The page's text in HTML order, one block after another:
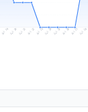
Jul 19 Jul 20 Jul 21 Jul 22 Jul 23 Jul 24 Jul 25 Jul 26 Jul 27 Jul 28